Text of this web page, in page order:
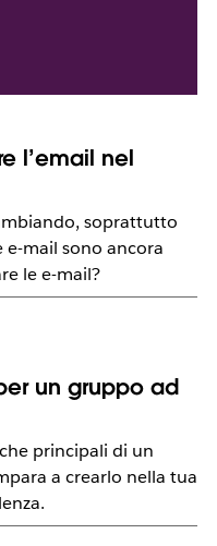
l’email nel
soprattutto
mail sono ancora
le e-mail?
un gruppo ad
principali di un
a crearlo nella tua